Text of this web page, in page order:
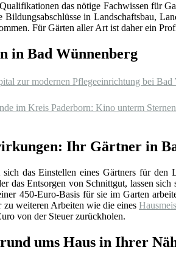
das nötige Fachwissen für
Bildungsabschlüsse in Landschaftsbau,
Für Gärten aller Art ist daher ein
in Bad Wünnenberg
zur modernen Pflegeeinrichtung bei Bad
im Kreis Paderborn: Kino unterm
Ihr Gärtner in
das Einstellen eines Gärtners für den
das Entsorgen von Schnittgut, lassen
450-Euro-Basis für sie im Garten
zu weiteren Arbeiten wie die eines
von der Steuer zurückholen.
ums Haus in Ihrer